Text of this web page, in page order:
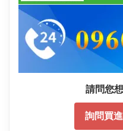
請問您
詢問買進